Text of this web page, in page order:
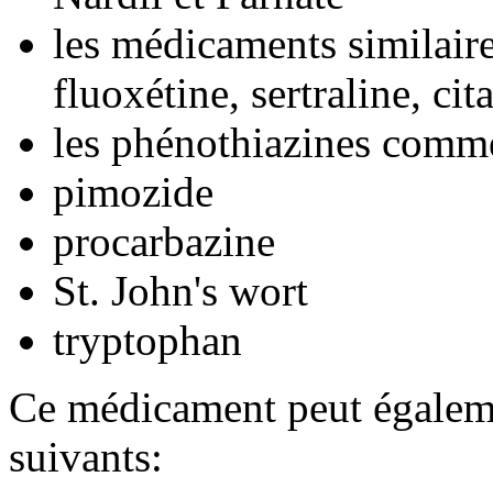
les médicaments
fluoxétine, sertraline,
les phénothiazines
pimozide
procarbazine
St. John's wort
tryptophan
Ce médicament peut
suivants: